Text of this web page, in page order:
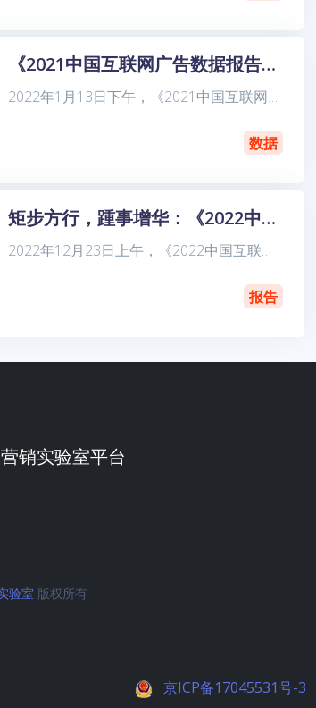
《2021中国互联网广告数据报告》完整版发布
2022年1月13日下午，《2021中国互联网广告数据报告》（以下简称“报告”）发布会在华扬联众1号会议厅和腾讯会议、B站直播间同步举行。发布会由“中关村互动营销实验室”主办，华扬联众承办。来自互
数据
矩步方行，踵事增华：《2022中国互联网营销发展报告》成果发布
2022年12月23日上午，《2022中国互联网营销发展报告》发布研讨会在云端成功举办。该报告由中关村互动营销实验室（IMZ）出品，华扬联众数字技术股份有限公司、京东零售联合出品。合作研究机构包括
报告
销实验室平台
验室 版权所有
京ICP备17045531号-3